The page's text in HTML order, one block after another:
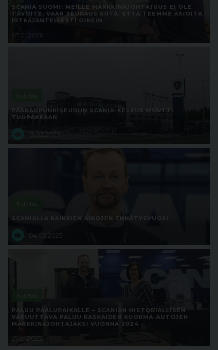
SCANIA SUOMI: MEILLE MARKKINAJOHTAJUUS EI OLE
TAVOITE, VAAN SEURAUS SIITÄ, ETTÄ TEEMME ASIOITA
PITKÄJÄNTEISESTI OIKEIN
07.01.2026
Kuljetus
PÄÄKAUPUNKISEUDUN SCANIA-KESKUS MUUTTI
TUUPAKKAAN
19.02.2025
Kuljetus
SCANIALLA KAIKKIEN AIKOJEN ENNÄTYSVUOSI
04.02.2025
Kuljetus
PALUU PAALUPAIKALLE – SCANIAN HISTORIALLISEN
VAKUUTTAVA PALUU RASKAIDEN KUORMA-AUTOJEN
MARKKINAJOHTAJAKSI VUONNA 2024
27.01.2025